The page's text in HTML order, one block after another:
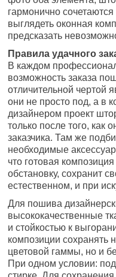
гармонично
выглядеть оконная
предсказать
Правила удачного
В каждом
возможность заказа
отличительной чертой
они не просто под, а в
дизайнером проект
только после того,
заказчика. Там же
необходимые
что готовая
обстановку, сохранит
естественном, и при
Для пошива
высококачественные
и стойкостью к
композиции сохранять
цветовой гаммы, но и
При одном условии: